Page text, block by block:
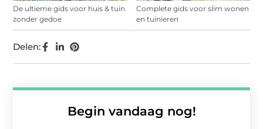
De ultieme gids voor huis & tuin
zonder gedoe
Complete gids voor slim wonen
en tuinieren
Begin vandaag nog!
Delen: